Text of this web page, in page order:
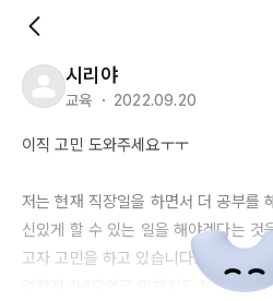
시리야
교육 ・ 2022.09.20
이직 고민 도와주세요ㅜㅜ
저는 현재 직장일을 하면서 더 공부를
신있게 할 수 있는 일을 해야겠다는 것
고자 고민을 하고 있습니다. 근데 이것
1년밖에 되